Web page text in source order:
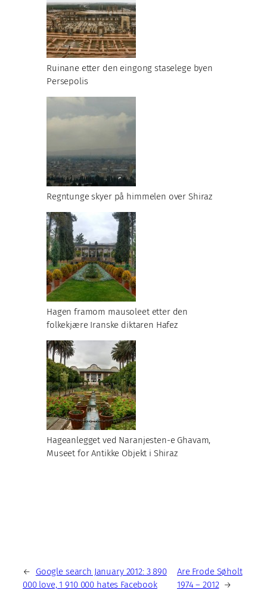
Ruinane etter den eingong staselege byen
Persepolis
Regntunge skyer på himmelen over Shiraz
Hagen framom mausoleet etter den
folkekjære Iranske diktaren Hafez
Hageanlegget ved Naranjesten-e Ghavam,
Museet for Antikke Objekt i Shiraz
←
Google search January 2012: 3 890
000 love, 1 910 000 hates Facebook
Are Frode Søholt
1974 – 2012 →